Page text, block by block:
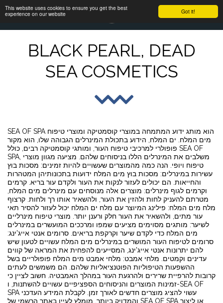
Got it!
This website uses cookies to ensure you get the best
experience on our website
BLACK PEARL, DEAD
SEA COSMETICS
SEA OF SPA הוא מותג ידוע המתמחה במוצרי קוסמטיקה ומוצרי טיפוח
מים המלח. ים המלח, הידוע בתכולת המינרלים הגבוהה שלו, הוא מקור
פופולרי למרכיבי טיפוח העור, ומותגי קוסמטיקה רבים, כולל SEA OF
SPA, משלבים את המינרלים הללו בניסוחים שלהם. מציעה מגוון מוצרי
טיפוח ויופי. הנה כמה מהמוצרים שעשויים להיות זמינים: מסכות בוץ
עשירות במינרלים: מסכות בוץ מים המלח ידועות בתכונותיהן המטהרות
והחייאות. הם יכולים לעזור לנקות את העור ולקדם עור בריא. קרמים
וקרמים לגוף מינרלים: מוצרים אלה מנוסחים עם מינרלים מים המלח,
מטרתם להעניק לחות ולהזין את העור, ולהשאיר אותו רך ולחות. קרצוף
מלח מים המלח: פילינג המיוצר עם מלח ים המלח יכול לעזור להסיר תאי
עור מתים, ולהשאיר את העור חלק ורענן יותר. מוצרי טיפוח מינרליים
לשיער: מותגים מסוימים מציעים שמפו ומרככים המועשרים במינרלים
מים המלח כדי לקדם שיער וקרקפת בריאים. סרומים אנטי אייג'ינג:
סרומים לטיפוח העור המושרים במינרלים מים המלח עשויים לטעון שיש
להם יתרונות אנטי אייג'ינג, המסייעים להפחית את המראה של קווים
עדינים וקמטים. מלחי אמבט: מלחי אמבט מים המלח פופולריים בשל
ההשפעות הטיפוליות הפוטנציאליות שלהם. הם משמשים לעתים
קרובות להרפיית שרירים ולהרגעת העור במהלך האמבטיה. חשוב לציין כי
זמינות המוצרים והניסוחים הספציפיים עשויים להשתנות, ו-SEA OF
SPA עשוי להציג מוצרים חדשים לאורך זמן. לקבלת המידע העדכני
והמדויק ביותר, מומלץ לעיין באתר הרשמי של SEA OF SPA או ליצור